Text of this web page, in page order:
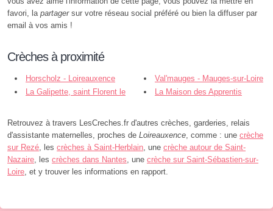
favori, la partagersur votre réseau social préféré ou bien la diffuser par
email à vos amis !
Crèches à proximité
Horscholz - Loireauxence
Val'mauges - Mauges-sur-Loire
La Galipette, saint Florent le
La Maison des Apprentis
Loire
Retrouvez à travers LesCreches.fr d'autres crèches, garderies, relais
d'assistante maternelles, proches de Loireauxence, comme : une crèche
sur Rezé, les crèches à Saint-Herblain, une crèche autour de Saint-
Nazaire, les crèches dans Nantes, une crèche sur Saint-Sébastien-sur-
Loire, et y trouver les informations en rapport.